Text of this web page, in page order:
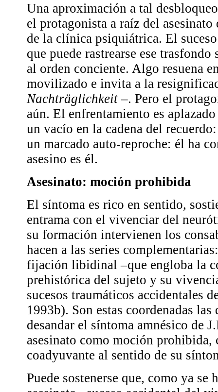
Una aproximación a tal
el protagonista a raíz del
de la clínica psiquiátrica. El
que puede rastrearse ese
al orden conciente. Algo resuena
movilizado e invita a la
Nachträglichkeit –. Pero el
aún. El enfrentamiento es
un vacío en la cadena del
un marcado auto-reproche: él ha
asesino es él.
Asesinato: moción prohibida
El síntoma es rico en sentido,
entrama con el vivenciar del
su formación intervienen los
hacen a las series
fijación libidinal –que engloba la
prehistórica del sujeto y su
sucesos traumáticos accidentales
1993b). Son estas coordenadas
desandar el síntoma amnésico de
asesinato como moción prohibida,
coadyuvante al sentido de su
Puede sostenerse que, como ya se